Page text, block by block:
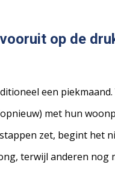
op de
een piekmaand.
met hun
zet, begint het
terwijl anderen nog